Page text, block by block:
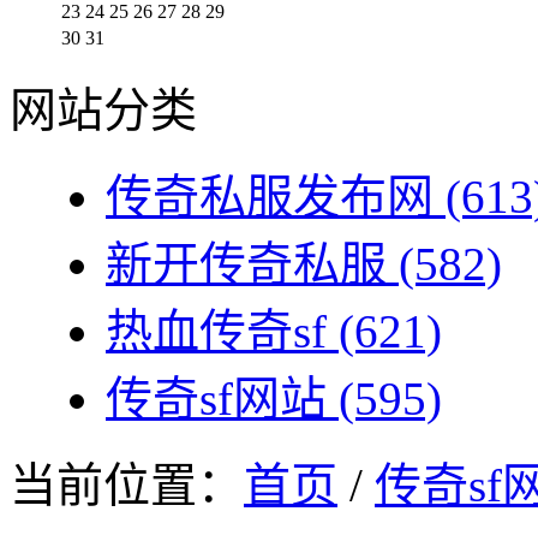
23 24 25 26 27 28 29
30 31
网站分类
传奇私服发布网
新开传奇私服 (582)
热血传奇sf (621)
传奇sf网站 (595)
当前位置： 首页 / 传奇sf